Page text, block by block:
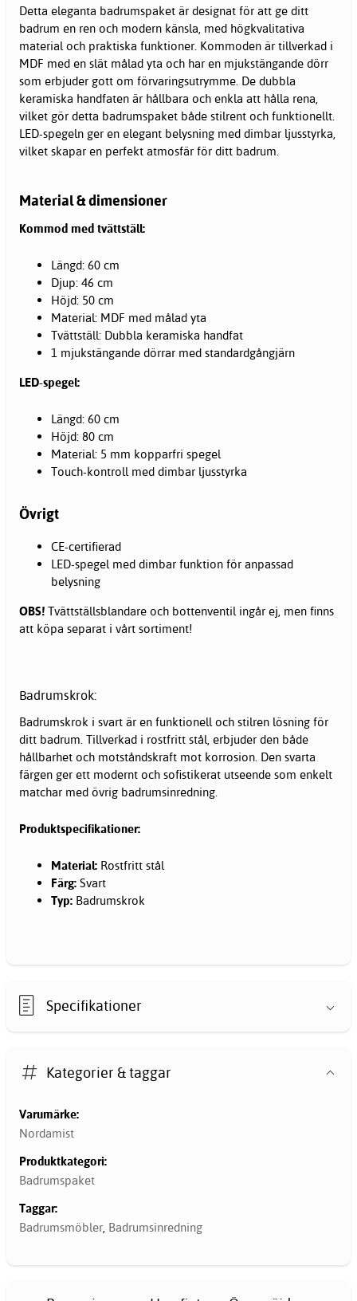
Detta eleganta badrumspaket är designat för att ge ditt
badrum en ren och modern känsla, med högkvalitativa
material och praktiska funktioner. Kommoden är tillverkad i
MDF med en slät målad yta och har en mjukstängande dörr
som erbjuder gott om förvaringsutrymme. De dubbla
keramiska handfaten är hållbara och enkla att hålla rena,
vilket gör detta badrumspaket både stilrent och funktionellt.
LED-spegeln ger en elegant belysning med dimbar ljusstyrka,
vilket skapar en perfekt atmosfär för ditt badrum.
Material & dimensioner
Kommod med tvättställ:
Längd: 60 cm
Djup: 46 cm
Höjd: 50 cm
Material: MDF med målad yta
Tvättställ: Dubbla keramiska handfat
1 mjukstängande dörrar med standardgångjärn
LED-spegel:
Längd: 60 cm
Höjd: 80 cm
Material: 5 mm kopparfri spegel
Touch-kontroll med dimbar ljusstyrka
Övrigt
CE-certifierad
LED-spegel med dimbar funktion för anpassad
belysning
OBS! Tvättställsblandare och bottenventil ingår ej, men finns
att köpa separat i vårt sortiment!
Badrumskrok:
Badrumskrok i svart är en funktionell och stilren lösning för
ditt badrum. Tillverkad i rostfritt stål, erbjuder den både
hållbarhet och motståndskraft mot korrosion. Den svarta
färgen ger ett modernt och sofistikerat utseende som enkelt
matchar med övrig badrumsinredning.
Produktspecifikationer:
Material: Rostfritt stål
Färg: Svart
Typ: Badrumskrok
Specifikationer
Kategorier & taggar
Varumärke:
Nordamist
Produktkategori:
Badrumspaket
Taggar:
Badrumsmöbler Badrumsinredning